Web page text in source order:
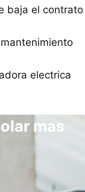
baja el contrato
electrica
mas